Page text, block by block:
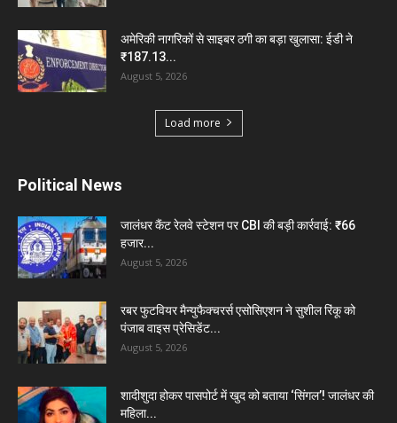
अमेरिकी नागरिकों से साइबर ठगी का बड़ा खुलासा: ईडी ने
₹187.13...
August 5, 2026
Load more
Political News
जालंधर कैंट रेलवे स्टेशन पर CBI की बड़ी कार्रवाई: ₹66
हजार...
August 5, 2026
रबर फुटवियर मैन्युफैक्चरर्स एसोसिएशन ने सुशील रिंकू को
पंजाब वाइस प्रेसिडेंट...
August 5, 2026
शादीशुदा होकर पासपोर्ट में खुद को बताया ‘सिंगल’! जालंधर की
महिला...